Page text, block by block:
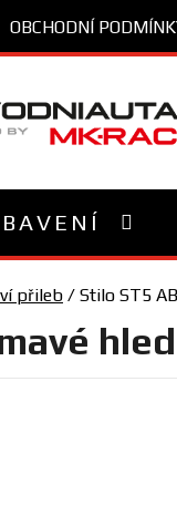
OBCHODNÍ
přileb / Stilo ST5